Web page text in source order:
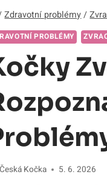
Zdravotní problémy /
PROBLÉMY
Česká Kočka 5. 6. 2026